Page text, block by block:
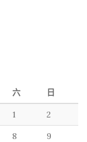
六 日
1 2
8 9